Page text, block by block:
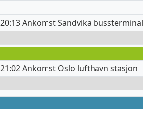
20:13 Ankomst Sandvika bussterminal
21:02 Ankomst Oslo lufthavn stasjon